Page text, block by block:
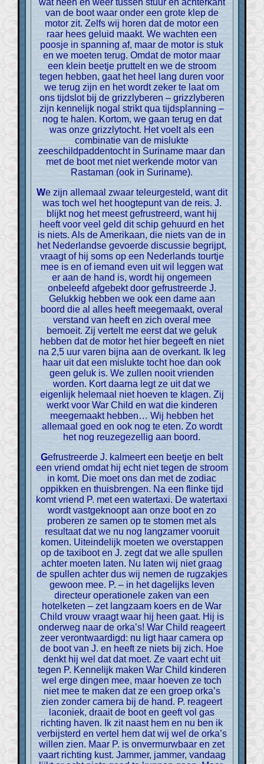
van de boot waar onder een grote klep de
motor zit. Zelfs wij horen dat de motor een
raar hees geluid maakt. We wachten een
poosje in spanning af, maar de motor is stuk
en we moeten terug. Omdat de motor maar
een klein beetje pruttelt en we de stroom
tegen hebben, gaat het heel lang duren voor
we terug zijn en het wordt zeker te laat om
ons tijdslot bij de grizzlyberen – grizzlyberen
zijn kennelijk nogal strikt qua tijdsplanning –
nog te halen. Kortom, we gaan terug en dat
was onze grizzlytocht. Het voelt als een
combinatie van de mislukte
zeeschildpaddentocht in Suriname maar dan
met de boot met niet werkende motor van
Rastaman (ook in Suriname).
We zijn allemaal zwaar teleurgesteld, want dit
was toch wel het hoogtepunt van de reis. J.
blijkt nog het meest gefrustreerd, want hij
heeft voor veel geld dit schip gehuurd en het
is niets. Als de Amerikaan, die niets van de in
het Nederlandse gevoerde discussie begrijpt,
vraagt of hij soms op een Nederlands tourtje
mee is en of iemand even uit wil leggen wat
er aan de hand is, wordt hij ongemeen
onbeleefd afgebekt door gefrustreerde J.
Gelukkig hebben we ook een dame aan
boord die al alles heeft meegemaakt, overal
verstand van heeft en zich overal mee
bemoeit. Zij vertelt me eerst dat we geluk
hebben dat de motor het hier begeeft en niet
na 2,5 uur varen bijna aan de overkant. Ik leg
haar uit dat een mislukte tocht hoe dan ook
geen geluk is. We zullen nooit vrienden
worden. Kort daarna legt ze uit dat we
eigenlijk helemaal niet hoeven te klagen. Zij
werkt voor War Child en wat die kinderen
meegemaakt hebben… Wij hebben het
allemaal goed en ook nog te eten. Zo wordt
het nog reuzegezellig aan boord.
Gefrustreerde J. kalmeert een beetje en belt
een vriend omdat hij echt niet tegen de stroom
in komt. Die moet ons dan met de zodiac
oppikken en thuisbrengen. Na een flinke tijd
komt vriend P. met een watertaxi. De watertaxi
wordt vastgeknoopt aan onze boot en zo
proberen ze samen op te stomen met als
resultaat dat we nu nog langzamer vooruit
komen. Uiteindelijk moeten we overstappen
op de taxiboot en J. zegt dat we alle spullen
achter moeten laten. Nu laten wij niet graag
de spullen achter dus wij nemen de rugzakjes
gewoon mee. P. – in het dagelijks leven
directeur operationele zaken van een
hotelketen – zet langzaam koers en de War
Child vrouw vraagt waar hij heen gaat. Hij is
onderweg naar de orka’s! War Child reageert
zeer verontwaardigd: nu ligt haar camera op
de boot van J. en heeft ze niets bij zich. Hoe
denkt hij wel dat dat moet. Ze vaart echt uit
tegen P. Kennelijk maken War Child kinderen
wel erge dingen mee, maar hoeven ze toch
niet mee te maken dat ze een groep orka’s
zien zonder camera bij de hand. P. reageert
laconiek, draait de boot en geeft vol gas
richting haven. Ik zit naast hem en nu ben ik
verbijsterd en vertel hem dat wij wel de orka’s
willen zien. Maar P. is onvermurwbaar en zet
vaart richting kust. Jammer, jammer, vandaag